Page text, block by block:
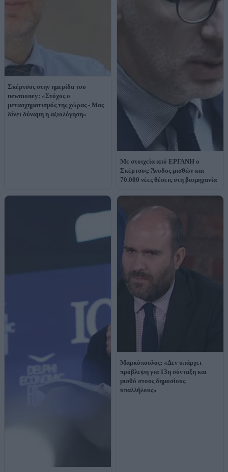
Σκέρτσος στην ημερίδα του
newmoney: «Στόχος ο
μετασχηματισμός της χώρας - Μας
δίνει δύναμη η αξιολόγηση»
Με στοιχεία από ΕΡΓΑΝΗ ο
Σκέρτσος: Άνοδος μισθών και
70.000 νέες θέσεις στη βιομηχανία
Μαρκόπουλος: «Δεν υπάρχει
πρόβλεψη για 13η σύνταξη και
μισθό στους δημοσίους
υπαλλήλους»